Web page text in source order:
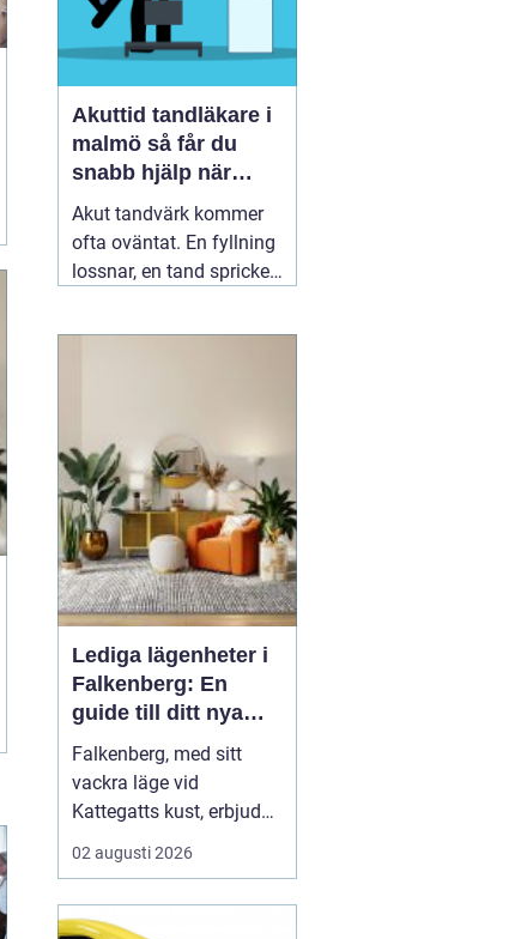
Akuttid tandläkare i
malmö så får du
snabb hjälp när
tanden gör ont
Akut tandvärk kommer
ofta oväntat. En fyllning
lossnar, en tand spricker
svullnar upp över en
snabbt
04 augusti 2026
Lediga lägenheter i
Falkenberg: En
guide till ditt nya
hem
Falkenberg, med sitt
vackra läge vid
Kattegatts kust, erbjuder
en unik livsupplevelse
för privatpersoner och
letar efter lediga
02 augusti 2026